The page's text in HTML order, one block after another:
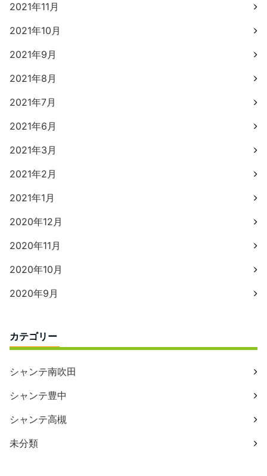
2021年11月
2021年10月
2021年9月
2021年8月
2021年7月
2021年6月
2021年3月
2021年2月
2021年1月
2020年12月
2020年11月
2020年10月
2020年9月
カテゴリー
シャンテ南吹田
シャンテ豊中
シャンテ高槻
未分類